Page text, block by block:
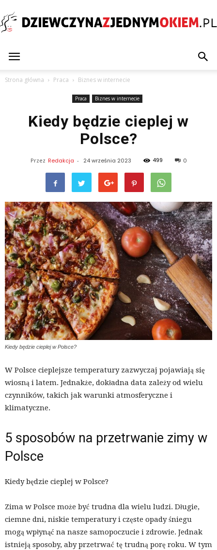
Dziewczynazjednymokiem.pl
Strona główna Praca Biznes w internecie
Praca Biznes w internecie
Kiedy będzie cieplej w
Polsce?
Przez Redakcja - 24 września 2023 499 0
Kiedy będzie cieplej w Polsce?
W Polsce cieplejsze temperatury zazwyczaj pojawiają się
wiosną i latem. Jednakże, dokładna data zależy od wielu
czynników, takich jak warunki atmosferyczne i
klimatyczne.
5 sposobów na przetrwanie zimy w
Polsce
Kiedy będzie cieplej w Polsce?
Zima w Polsce może być trudna dla wielu ludzi. Długie,
ciemne dni, niskie temperatury i częste opady śniegu
mogą wpłynąć na nasze samopoczucie i zdrowie. Jednak
istnieją sposoby, aby przetrwać tę trudną porę roku. W tym